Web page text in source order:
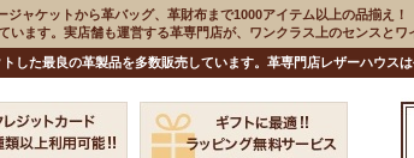
ャケットから革バッグ、革財布まで1000アイテム以上の品揃え！
ます。実店舗も運営する革専門店が、ワンクラス上のセンスとワ
した最良の革製品を多数販売しています。革専門店レザーハウスは